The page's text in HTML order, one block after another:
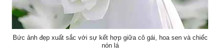
Bức ảnh đẹp xuất sắc với sự kết hợp giữa cô gái, hoa sen và chiếc
nón lá